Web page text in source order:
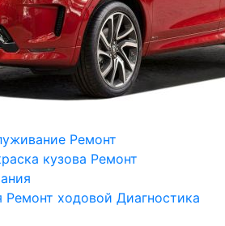
Ремонт
кузова Ремонт
Ремонт ходовой Диагностика